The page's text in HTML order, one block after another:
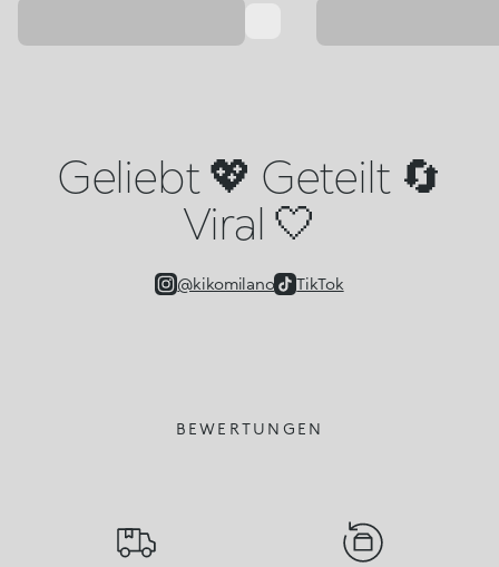
Geliebt 💖 Geteilt 🔄
Viral 🤍
@kikomilano TikTok
BEWERTUNGEN